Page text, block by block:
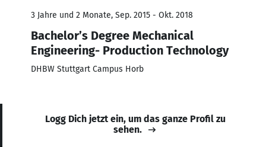
3 Jahre und 2 Monate, Sep. 2015 - Okt. 2018
Bachelor’s Degree Mechanical
Engineering- Production Technology
DHBW Stuttgart Campus Horb
Logg Dich jetzt ein, um das ganze Profil zu
sehen.